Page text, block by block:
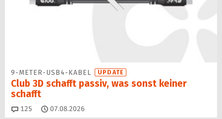
9-METER-USB4-KABEL UPDATE
Club 3D schafft passiv, was sonst keiner
schafft
125 Kommentare
07.08.2026